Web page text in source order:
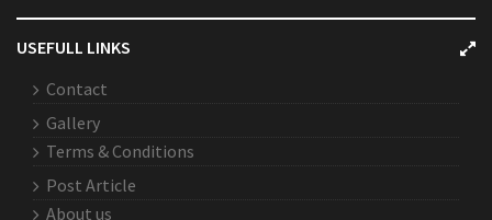
USEFULL LINKS
Contact
Gallery
Terms & Conditions
Post Article
About us